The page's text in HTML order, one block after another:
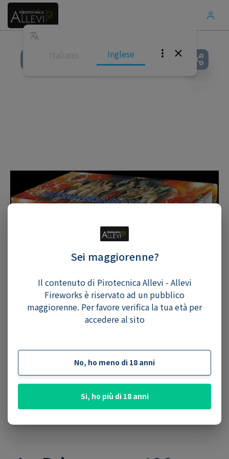
Sei maggiorenne?
Il contenuto di Pirotecnica Allevi - Allevi
Fireworks è riservato ad un pubblico
maggiorenne. Per favore verifica la tua età per
accedere al sito
No, ho meno di 18 anni
Si, ho più di 18 anni
Italiano Inglese